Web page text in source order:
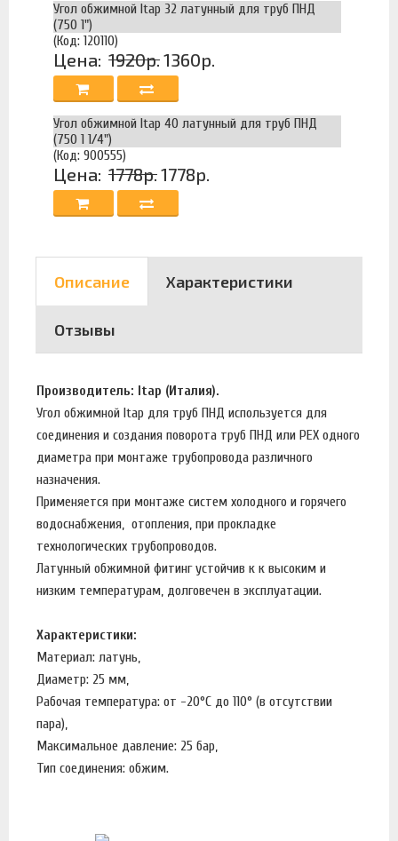
Угол обжимной Itap 32 латунный для труб ПНД
(750 1")
(Код: 120110)
Цена: 1920р.1360р.
Угол обжимной Itap 40 латунный для труб ПНД
(750 1 1/4")
(Код: 900555)
Цена: 1778р.1778р.
Описание Характеристики
Отзывы
Производитель: Itap (Италия).
Угол обжимной Itap для труб ПНД используется для
соединения и создания поворота труб ПНД или PEX одного
диаметра при монтаже трубопровода различного
назначения.
Применяется при монтаже систем холодного и горячего
водоснабжения, отопления, при прокладке
технологических трубопроводов.
Латунный обжимной фитинг устойчив к к высоким и
низким температурам, долговечен в эксплуатации.
Характеристики:
Материал: латунь,
Диаметр: 25 мм,
Рабочая температура: от -20°C до 110° (в отсутствии
пара),
Максимальное давление: 25 бар,
Тип соединения: обжим.